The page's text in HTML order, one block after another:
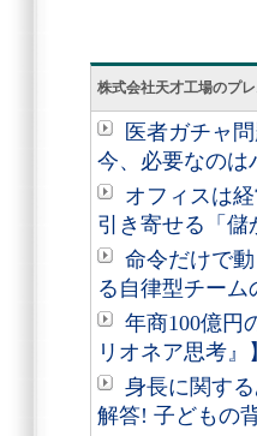
株式会社天才工場のプ
医者ガチャ
今、必要なのは
オフィスは
引き寄せる「儲
命令だけで
る自律型チーム
年商100億円
リオネア思考』】
身長に関す
解答! 子どもの